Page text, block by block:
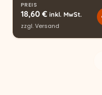
PREIS
18,60 € inkl. MwSt.
zzgl.Versand